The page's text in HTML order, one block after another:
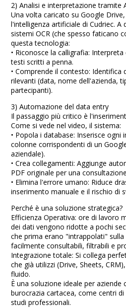
2) Analisi e interpretazione tramite
Una volta caricato su Google
l'intelligenza artificiale di Cudriec. A
sistemi OCR (che spesso faticano
questa tecnologia:
•⁠ ⁠Riconosce la calligrafia:
testi scritti a penna.
•⁠ ⁠Comprende il contesto: Identifica
rilevanti (data, nome dell'azienda,
partecipanti).
3) Automazione del data entry
Il passaggio più critico è
Come si vede nel video, il sistema:
•⁠ ⁠Popola i database: Inserisce
colonne corrispondenti di un
aziendale).
•⁠ ⁠Crea collegamenti: Aggiunge
PDF originale per una
•⁠ ⁠Elimina l'errore umano: Riduce
inserimento manuale e il rischio di
Perché è una soluzione strategica?
Efficienza Operativa: ore di lavoro
dei dati vengono ridotte a pochi
che prima erano "intrappolati"
facilmente consultabili, filtrabili e
Integrazione totale: Si collega
che già utilizzi (Drive, Sheets,
fluido.
È una soluzione ideale per
burocrazia cartacea, come centri
studi professionali.